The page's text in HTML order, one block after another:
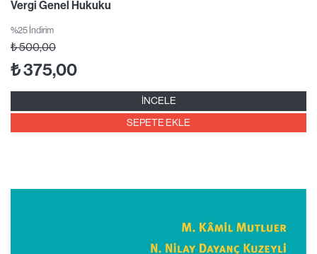
Vergi Genel Hukuku
%25 İndirim
₺500,00
₺375,00
İNCELE
SEPETE EKLE